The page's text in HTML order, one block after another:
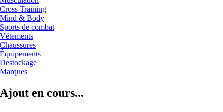
Cross Training
Mind & Body
Sports de combat
Vêtements
Chaussures
Équipements
Destockage
Marques
Ajout en cours...